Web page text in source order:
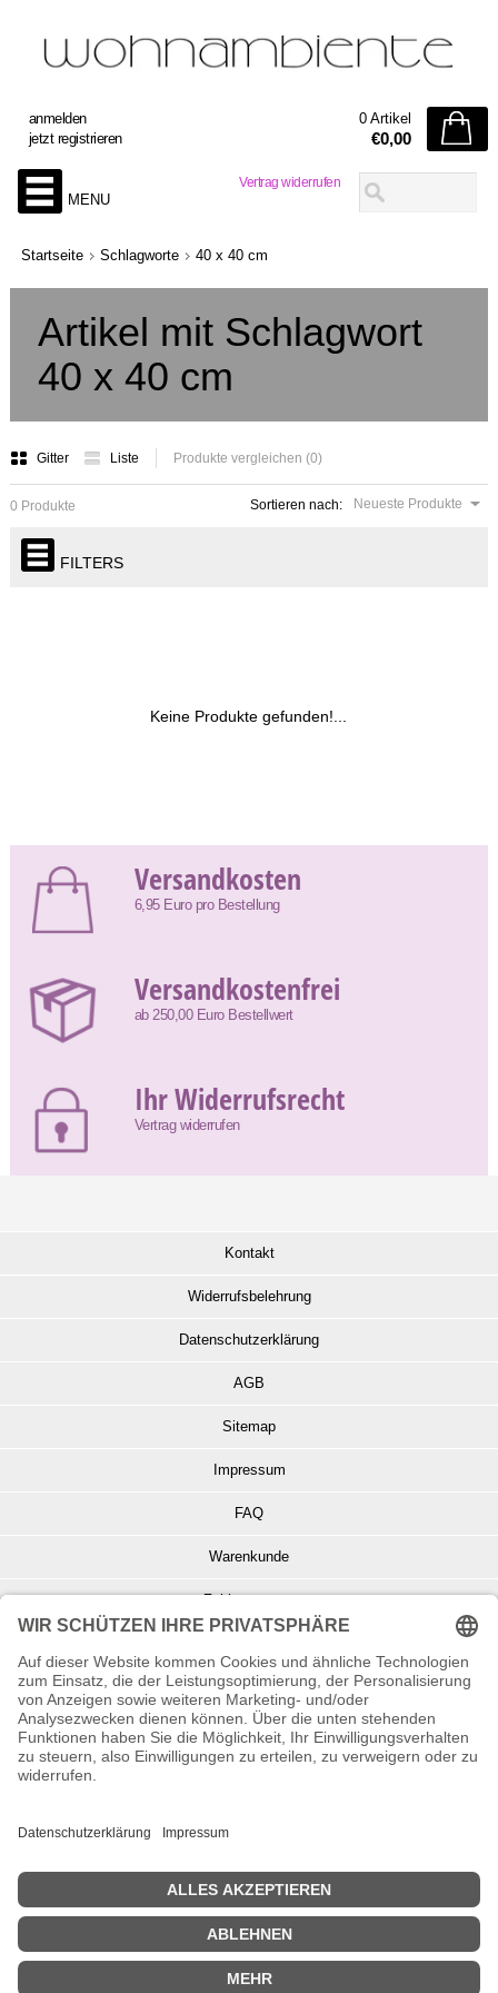
Vertrag widerrufen
anmelden
jetzt registrieren
0 Artikel
€0,00
MENU
Startseite Schlagworte 40 x 40 cm
Artikel mit Schlagwort
40 x 40 cm
Gitter Liste Produkte vergleichen (0)
Sortieren nach: Neueste Produkte
0 Produkte
FILTERS
Keine Produkte gefunden!...
Versandkosten
6,95 Euro pro Bestellung
Versandkostenfrei
ab 250,00 Euro Bestellwert
Ihr Widerrufsrecht
Vertrag widerrufen
Kontakt
Widerrufsbelehrung
Datenschutzerklärung
AGB
Sitemap
Impressum
FAQ
Warenkunde
Zahlungsarten
Info zu Elektro- u. Elektronikgeräten
Batterieentsorgung
Informationen zur Echtheit von Kundenbewertungen
© Copyright 2026 Wohnambiente-Shop